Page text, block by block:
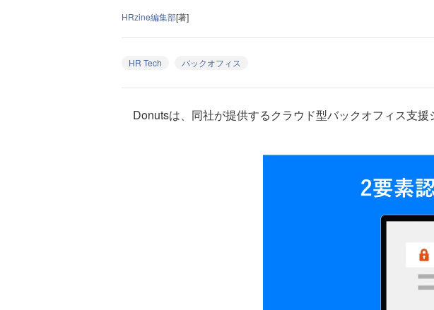
HRzine編集部[著]
HR Tech バックオフィス
Donutsは、同社が提供するクラウド型バックオフィス支援